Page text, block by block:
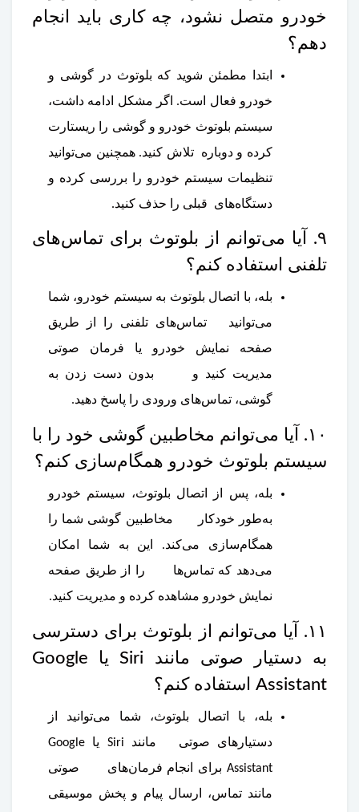
خودرو متصل نشود، چه کاری باید انجام
دهم؟
ابتدا مطمئن شوید که بلوتوث در گوشی و
خودرو فعال است. اگر مشکل ادامه داشت،
سیستم بلوتوث خودرو و گوشی را ریستارت
کرده و دوباره تلاش کنید. همچنین می‌توانید
تنظیمات سیستم خودرو را بررسی کرده و
دستگاه‌های قبلی را حذف کنید.
۹. آیا می‌توانم از بلوتوث برای تماس‌های
تلفنی استفاده کنم؟
بله، با اتصال بلوتوث به سیستم خودرو، شما
می‌توانید تماس‌های تلفنی را از طریق
صفحه نمایش خودرو یا فرمان صوتی
مدیریت کنید و بدون دست زدن به
گوشی، تماس‌های ورودی را پاسخ دهید.
۱۰. آیا می‌توانم مخاطبین گوشی خود را با
سیستم بلوتوث خودرو همگام‌سازی کنم؟
بله، پس از اتصال بلوتوث، سیستم خودرو
به‌طور خودکار مخاطبین گوشی شما را
همگام‌سازی می‌کند. این به شما امکان
می‌دهد که تماس‌ها را از طریق صفحه
نمایش خودرو مشاهده کرده و مدیریت کنید.
۱۱. آیا می‌توانم از بلوتوث برای دسترسی
به دستیار صوتی مانند Siri یا Google
Assistant استفاده کنم؟
بله، با اتصال بلوتوث، شما می‌توانید از
دستیارهای صوتی مانند Siri یا Google
Assistant برای انجام فرمان‌های صوتی
مانند تماس، ارسال پیام و پخش موسیقی